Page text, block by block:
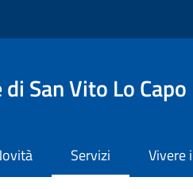
San Vito Lo Capo
Servizi Vivere